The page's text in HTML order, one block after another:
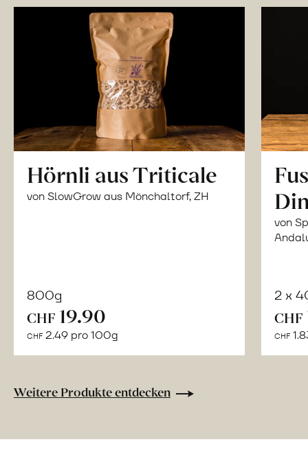
Hörnli aus Triticale
von SlowGrow aus Mönchaltorf, ZH
800g
CHF 19.90
CHF 2.49 pro 100g
von
2 x
CHF
CHF
Weitere Produkte entdecken